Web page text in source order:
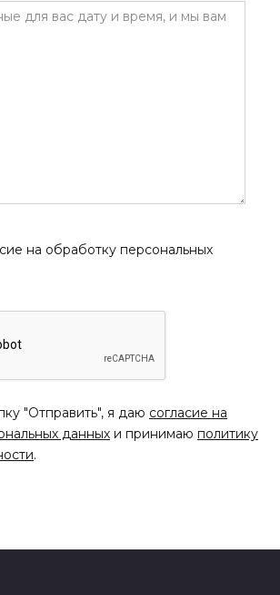
на обработку персональных
"Отправить", я даю согласие на
данных и принимаю политику
.